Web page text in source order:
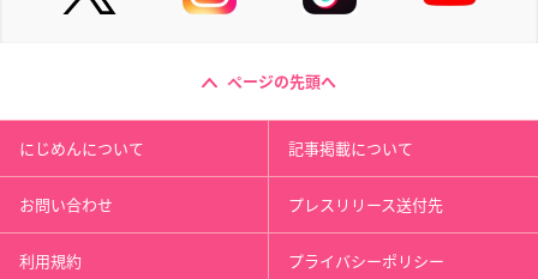
ページの先頭へ
にじめんについて 記事掲載について
お問い合わせ プレスリリース送付先
利用規約 プライバシーポリシー